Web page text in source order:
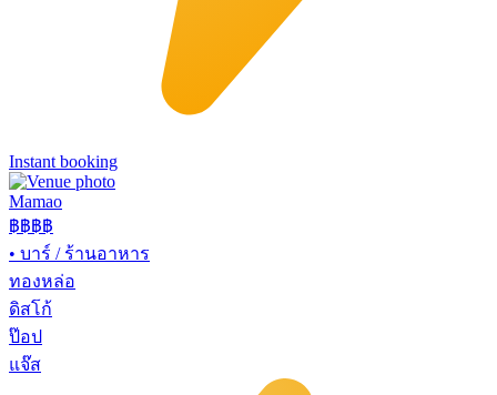
Instant booking
Mamao
฿฿฿฿
• บาร์ / ร้านอาหาร
ทองหล่อ
ดิสโก้
ป๊อป
แจ๊ส